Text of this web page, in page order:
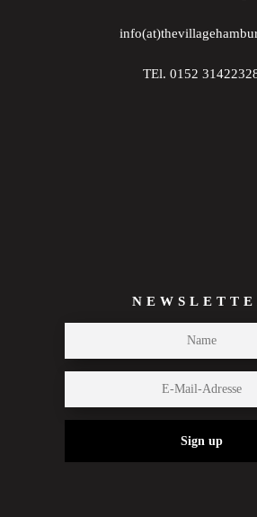
TEl. 0152
Sign up